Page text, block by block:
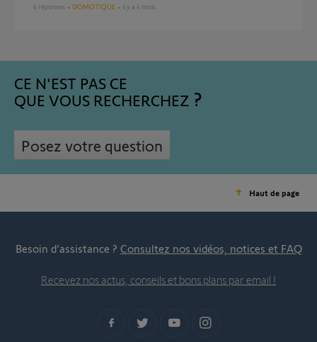
4 réponses DOMOTIQUE il y a 4 mois
CE N'EST PAS CE
QUE VOUS RECHERCHEZ
Posez votre question
Haut de page
Besoin d’assistance ? Consultez nos vidéos, notices et FAQ
Recevez nos actus, conseils et bons plans par email !